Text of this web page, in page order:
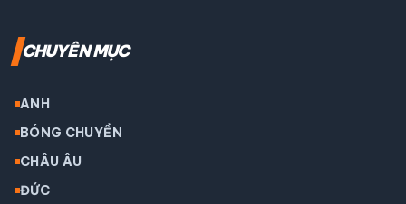
CHUYÊN MỤC
ANH
BÓNG CHUYỀN
CHÂU ÂU
ĐỨC